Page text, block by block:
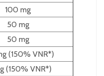
100 mg
50 mg
50 mg
(150% VNR*)
(150% VNR*)